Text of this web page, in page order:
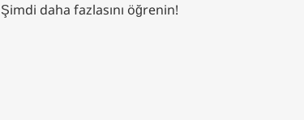
Şimdi daha fazlasını öğrenin!